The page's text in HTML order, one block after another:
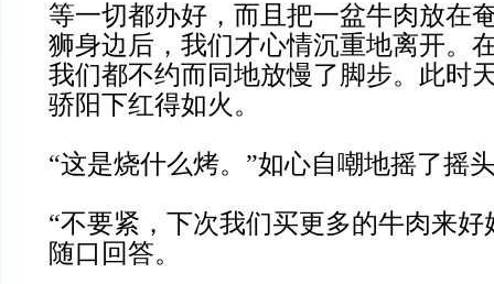
等一切都办好，而且把一盆牛肉放在
狮身边后，我们才心情沉重地离开。
我们都不约而同地放慢了脚步。此时
骄阳下红得如火。
“这是烧什么烤。”如心自嘲地摇了摇
“不要紧，下次我们买更多的牛肉来好
随口回答。